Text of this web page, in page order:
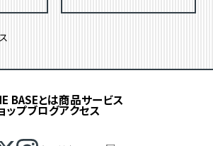
BASEとは商品サービス
ップブログアクセス